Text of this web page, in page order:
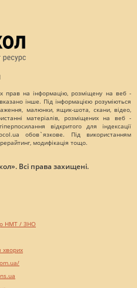
прав на інформацію, розміщену на веб -
інше. Під інформацією розуміються
малюнки, ящик-шота, скани, відео,
матеріалів, розміщених на веб -
відкритого для індексації
обов`язкове. Під використанням
модифікація тощо.
Всі права захищені.
НМТ / ЗНО
хворих